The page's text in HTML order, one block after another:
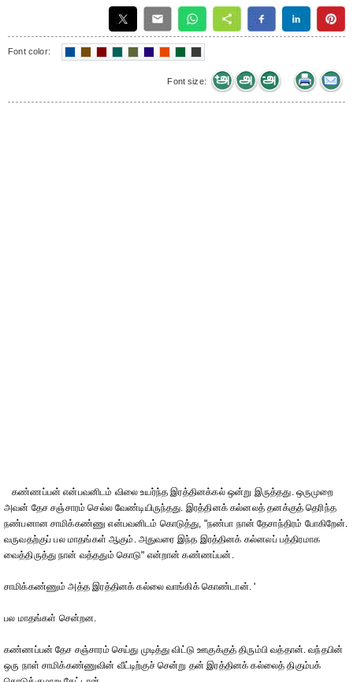
Font color:
Font size:
கண்ணப்பன் என்பவனிடம் விலை உயர்ந்த இரத்தினக்கல் ஒன்று இருத்தது. ஒருமுறை
அவன் தேச சஞ்சாரம் செல்ல வேண்டியிருந்தது. இரத்தினக் கல்னலத் தனக்குத் தெரிந்த
நண்பனான சாமிக்கண்ணு என்பவனிடம் கொடுத்து, "நண்பா நான் தேசாந்திரம் போகிறேன்.
வருவதற்குப் பல மாதங்கள் ஆகும். அதுவரை இந்த இரத்தினக் கல்னலப் பத்திரமாக
வைத்திருத்து நான் வத்ததும் கொடு" என்றான் கண்ணப்பன்.
சாமிக்கண்ணும் அத்த இரத்தினக் கல்லை வாங்கிக் கொண்டான். '
பல மாதங்கள் சென்றன.
கண்ணப்பன் தேச சஞ்சாரம் செய்து முடித்து விட்டு ஊகுக்குத் திரும்பி வத்தான். வந்தபின்
ஒரு நாள் சாமிக்கண்ணுவின் வீட்டிற்குச் சென்று தன் இரத்தினக் கல்லைத் திகும்பக்